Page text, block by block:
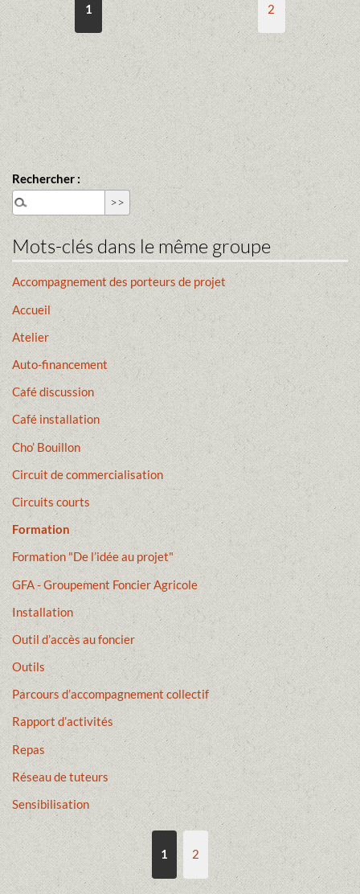
1 2
Rechercher :
Mots-clés dans le même groupe
Accompagnement des porteurs de projet
Accueil
Atelier
Auto-financement
Café discussion
Café installation
Cho’ Bouillon
Circuit de commercialisation
Circuits courts
Formation
Formation "De l’idée au projet"
GFA - Groupement Foncier Agricole
Installation
Outil d’accès au foncier
Outils
Parcours d’accompagnement collectif
Rapport d’activités
Repas
Réseau de tuteurs
Sensibilisation
1 2